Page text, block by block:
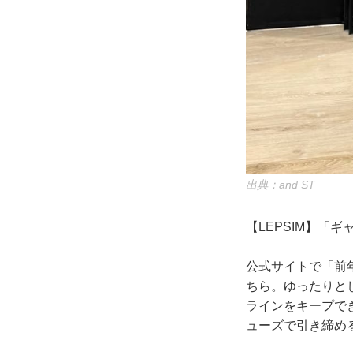
出典：and ST
【LEPSIM】「ギ
公式サイトで「前
ちら。ゆったりと
ラインをキープで
ューズで引き締